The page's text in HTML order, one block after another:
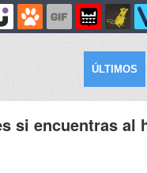
ÚLTIMOS
si encuentras al